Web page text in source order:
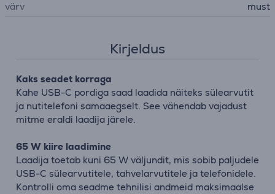
värv
must
Kirjeldus
Kaks seadet korraga
Kahe USB-C pordiga saad laadida näiteks sülearvutit
ja nutitelefoni samaaegselt. See vähendab vajadust
mitme eraldi laadija järele.
65 W kiire laadimine
Laadija toetab kuni 65 W väljundit, mis sobib paljudele
USB-C sülearvutitele, tahvelarvutitele ja telefonidele.
Kontrolli oma seadme tehnilisi andmeid maksimaalse